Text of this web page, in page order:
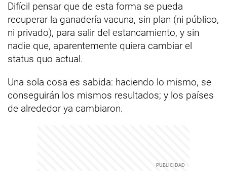
Difícil pensar que de esta forma se pueda
recuperar la ganadería vacuna, sin plan (ni público,
ni privado), para salir del estancamiento, y sin
nadie que, aparentemente quiera cambiar el
status quo actual.
Una sola cosa es sabida: haciendo lo mismo, se
conseguirán los mismos resultados; y los países
de alrededor ya cambiaron.